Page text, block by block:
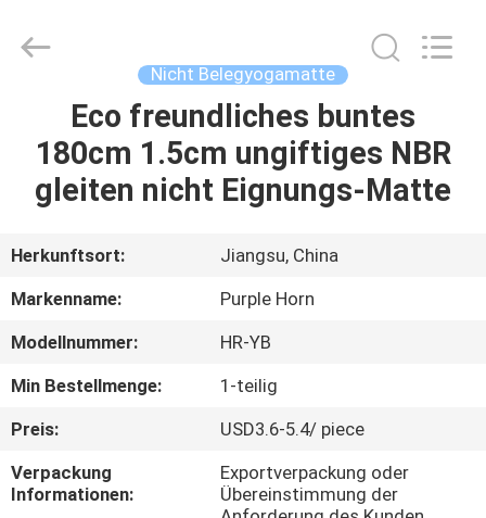
HAUS
PRODUKTE
ÜBER
UNS
FABRIK-
AUSFLUG
QUALITÄTSKONTROLLE
Commerce
Nicht Belegyogamatte
Eco freundliches buntes
180cm 1.5cm ungiftiges NBR
gleiten nicht Eignungs-Matte
Herkunftsort:
Jiangsu, China
Markenname:
Purple Horn
Modellnummer:
HR-YB
Min Bestellmenge:
1-teilig
Preis:
USD3.6-5.4/ piece
Verpackung
Informationen:
Exportverpackung oder
Übereinstimmung der